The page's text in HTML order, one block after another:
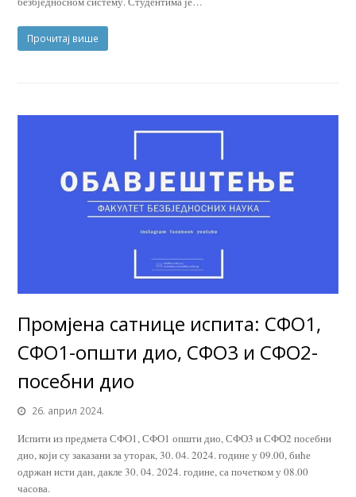
Прочитај више
Промјена сатнице испита: СФО1,
СФО1-општи дио, СФО3 и СФО2-
посебни дио
26. април 2024.
Испити из предмета СФО1, СФО1 општи дио, СФО3 и СФО2 посебни
дио, који су заказани за уторак, 30. 04. 2024. године у 09.00, биће
одржан исти дан, дакле 30. 04. 2024. године, са почетком у 08.00
часова.